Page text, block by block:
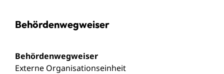
Behördenwegweiser
Behördenwegweiser
Externe Organisationseinheit